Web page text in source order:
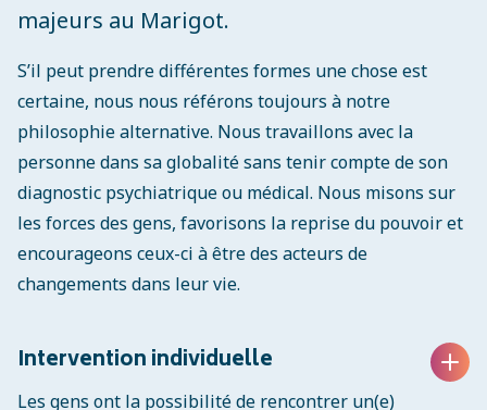
majeurs au Marigot.
S’il peut prendre différentes formes une chose est
certaine, nous nous référons toujours à notre
philosophie alternative. Nous travaillons avec la
personne dans sa globalité sans tenir compte de son
diagnostic psychiatrique ou médical. Nous misons sur
les forces des gens, favorisons la reprise du pouvoir et
encourageons ceux-ci à être des acteurs de
changements dans leur vie.
Intervention individuelle
Les gens ont la possibilité de rencontrer un(e)